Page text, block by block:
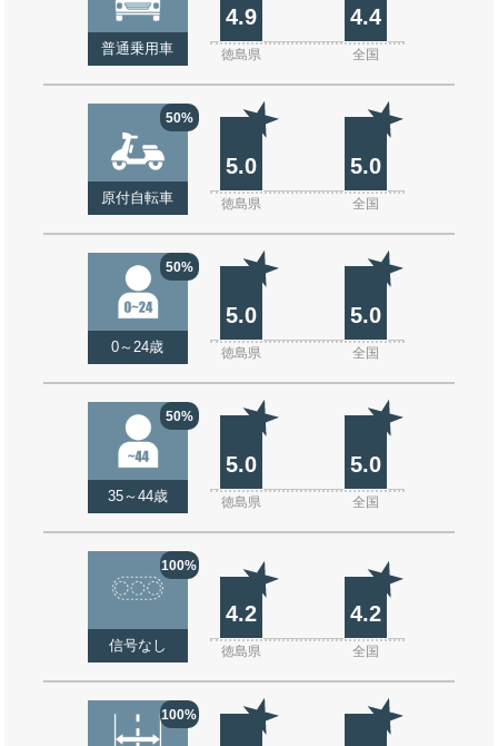
普通乗用車
4.9 4.4
徳島県 全国
50%
原付自転車
5.0 5.0
徳島県 全国
50%
0～24歳
5.0 5.0
徳島県 全国
50%
35～44歳
5.0 5.0
徳島県 全国
100%
信号なし
4.2 4.2
徳島県 全国
100%